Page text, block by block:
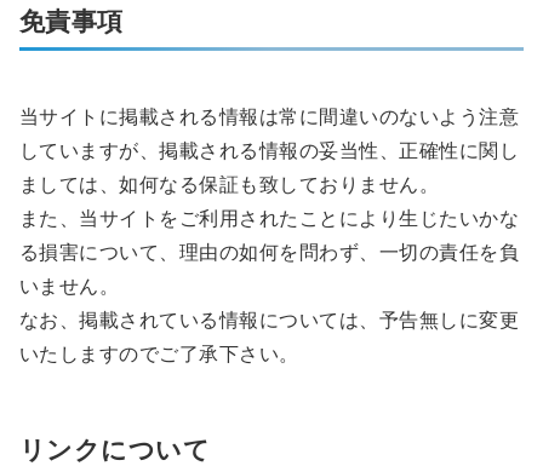
免責事項
当サイトに掲載される情報は常に間違いのないよう注意
していますが、掲載される情報の妥当性、正確性に関し
ましては、如何なる保証も致しておりません。
また、当サイトをご利用されたことにより生じたいかな
る損害について、理由の如何を問わず、一切の責任を負
いません。
なお、掲載されている情報については、予告無しに変更
いたしますのでご了承下さい。
リンクについて